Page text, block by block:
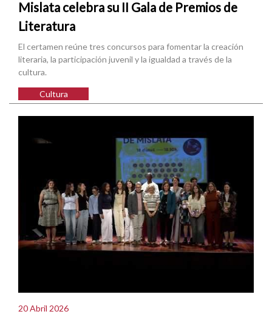
Mislata celebra su II Gala de Premios de
Literatura
El certamen reúne tres concursos para fomentar la creación
literaria, la participación juvenil y la igualdad a través de la
cultura.
Cultura
20 Abril 2026